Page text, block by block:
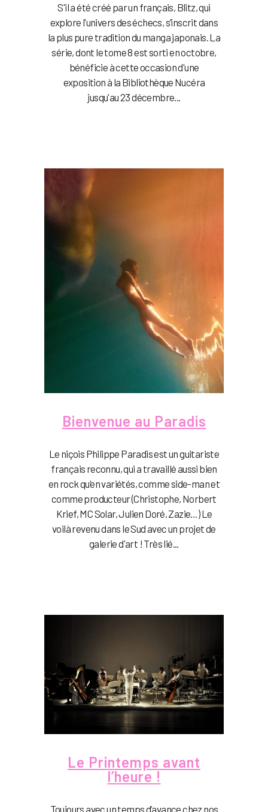
S'il a été créé par un français, Blitz, qui
explore l'univers des échecs, s’inscrit dans
la plus pure tradition du manga japonais. La
série, dont le tome 8 est sorti en octobre,
bénéficie à cette occasion d'une
exposition à la Bibliothèque Nucéra
jusqu'au 23 décembre...
Bienvenue au Paradis
Le niçois Philippe Paradis est un guitariste
français reconnu, qui a travaillé aussi bien
en rock qu’en variétés, comme side-man et
comme producteur (Christophe, Norbert
Krief, MC Solar, Julien Doré, Zazie…) Le
voilà revenu dans le Sud avec un projet de
galerie d'art ! Très lié...
Le Printemps avant
l’heure !
Toujours avec un temps d’avance chez nos